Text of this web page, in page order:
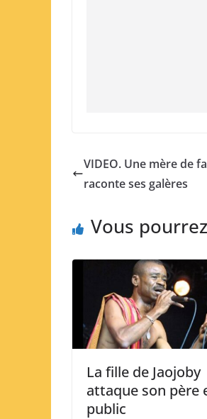
VIDEO. Une mère de
raconte ses galères
Vous
La fille de Jaojoby
attaque son père
public